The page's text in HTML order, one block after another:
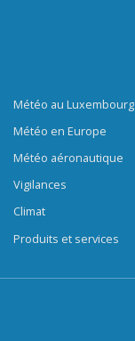
Météo au Luxembourg
Météo en Europe
Météo aéronautique
Vigilances
Climat
Produits et services